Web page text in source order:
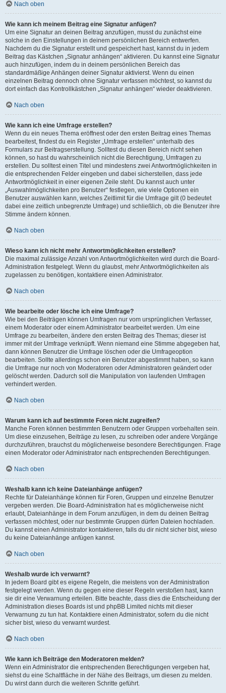
Nach oben
Wie kann ich meinem Beitrag eine Signatur anfügen?
Um eine Signatur an deinen Beitrag anzufügen, musst du zunächst eine
solche in den Einstellungen in deinem persönlichen Bereich entwerfen.
Nachdem du die Signatur erstellt und gespeichert hast, kannst du in jedem
Beitrag das Kästchen „Signatur anhängen“ aktivieren. Du kannst eine Signatur
auch hinzufügen, indem du in deinem persönlichen Bereich das
standardmäßige Anhängen deiner Signatur aktivierst. Wenn du einen
einzelnen Beitrag dennoch ohne Signatur verfassen möchtest, so kannst du
dort einfach das Kontrollkästchen „Signatur anhängen“ wieder deaktivieren.
Nach oben
Wie kann ich eine Umfrage erstellen?
Wenn du ein neues Thema eröffnest oder den ersten Beitrag eines Themas
bearbeitest, findest du ein Register „Umfrage erstellen“ unterhalb des
Formulars zur Beitragserstellung. Solltest du diesen Bereich nicht sehen
können, so hast du wahrscheinlich nicht die Berechtigung, Umfragen zu
erstellen. Du solltest einen Titel und mindestens zwei Antwortmöglichkeiten in
die entsprechenden Felder eingeben und dabei sicherstellen, dass jede
Antwortmöglichkeit in einer eigenen Zeile steht. Du kannst auch unter
„Auswahlmöglichkeiten pro Benutzer“ festlegen, wie viele Optionen ein
Benutzer auswählen kann, welches Zeitlimit für die Umfrage gilt (0 bedeutet
dabei eine zeitlich unbegrenzte Umfrage) und schließlich, ob die Benutzer ihre
Stimme ändern können.
Nach oben
Wieso kann ich nicht mehr Antwortmöglichkeiten erstellen?
Die maximal zulässige Anzahl von Antwortmöglichkeiten wird durch die Board-
Administration festgelegt. Wenn du glaubst, mehr Antwortmöglichkeiten als
zugelassen zu benötigen, kontaktiere einen Administrator.
Nach oben
Wie bearbeite oder lösche ich eine Umfrage?
Wie bei den Beiträgen können Umfragen nur vom ursprünglichen Verfasser,
einem Moderator oder einem Administrator bearbeitet werden. Um eine
Umfrage zu bearbeiten, ändere den ersten Beitrag des Themas; dieser ist
immer mit der Umfrage verknüpft. Wenn niemand eine Stimme abgegeben hat,
dann können Benutzer die Umfrage löschen oder die Umfrageoption
bearbeiten. Sollte allerdings schon ein Benutzer abgestimmt haben, so kann
die Umfrage nur noch von Moderatoren oder Administratoren geändert oder
gelöscht werden. Dadurch soll die Manipulation von laufenden Umfragen
verhindert werden.
Nach oben
Warum kann ich auf bestimmte Foren nicht zugreifen?
Manche Foren können bestimmten Benutzern oder Gruppen vorbehalten sein.
Um diese einzusehen, Beiträge zu lesen, zu schreiben oder andere Vorgänge
durchzuführen, brauchst du möglicherweise besondere Berechtigungen. Frage
einen Moderator oder Administrator nach entsprechenden Berechtigungen.
Nach oben
Weshalb kann ich keine Dateianhänge anfügen?
Rechte für Dateianhänge können für Foren, Gruppen und einzelne Benutzer
vergeben werden. Die Board-Administration hat es möglicherweise nicht
erlaubt, Dateianhänge in dem Forum anzufügen, in dem du deinen Beitrag
verfassen möchtest, oder nur bestimmte Gruppen dürfen Dateien hochladen.
Du kannst einen Administrator kontaktieren, falls du dir nicht sicher bist, wieso
du keine Dateianhänge anfügen kannst.
Nach oben
Weshalb wurde ich verwarnt?
In jedem Board gibt es eigene Regeln, die meistens von der Administration
festgelegt werden. Wenn du gegen eine dieser Regeln verstoßen hast, kann
sie dir eine Verwarnung erteilen. Bitte beachte, dass dies die Entscheidung der
Administration dieses Boards ist und phpBB Limited nichts mit dieser
Verwarnung zu tun hat. Kontaktiere einen Administrator, sofern du die nicht
sicher bist, wieso du verwarnt wurdest.
Nach oben
Wie kann ich Beiträge den Moderatoren melden?
Wenn ein Administrator die entsprechenden Berechtigungen vergeben hat,
siehst du eine Schaltfläche in der Nähe des Beitrags, um diesen zu melden.
Du wirst dann durch die weiteren Schritte geführt.